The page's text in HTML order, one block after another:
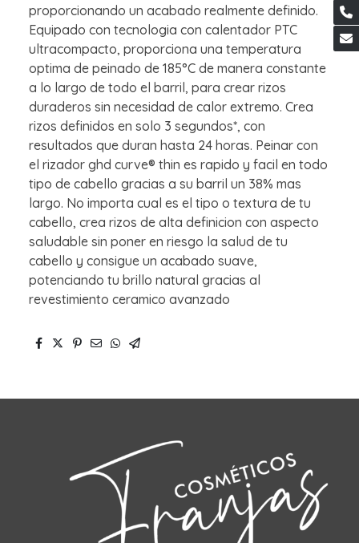
proporcionando un acabado realmente definido.
Equipado con tecnologia con calentador PTC
ultracompacto, proporciona una temperatura
optima de peinado de 185°C de manera constante
a lo largo de todo el barril, para crear rizos
duraderos sin necesidad de calor extremo. Crea
rizos definidos en solo 3 segundos*, con
resultados que duran hasta 24 horas. Peinar con
el rizador ghd curve® thin es rapido y facil en todo
tipo de cabello gracias a su barril un 38% mas
largo. No importa cual es el tipo o textura de tu
cabello, crea rizos de alta definicion con aspecto
saludable sin poner en riesgo la salud de tu
cabello y consigue un acabado suave,
potenciando tu brillo natural gracias al
revestimiento ceramico avanzado